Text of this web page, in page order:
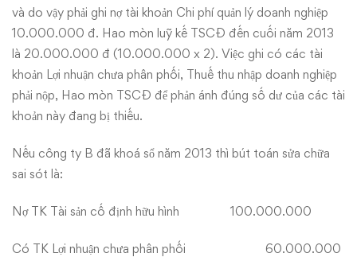
và do vậy phải ghi nợ tài khoản Chi phí quản lý doanh nghiệp
10.000.000 đ. Hao mòn luỹ kế TSCĐ đến cuối năm 2013
là 20.000.000 đ (10.000.000 x 2). Việc ghi có các tài
khoản Lợi nhuận chưa phân phối, Thuế thu nhập doanh nghiệp
phải nộp, Hao mòn TSCĐ để phản ánh đúng số dư của các tài
khoản này đang bị thiếu.
Nếu công ty B đã khoá sổ năm 2013 thì bút toán sửa chữa
sai sót là:
Nợ TK Tài sản cố định hữu hình 100.000.000
Có TK Lợi nhuận chưa phân phối 60.000.000